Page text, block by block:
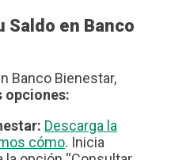
Saldo en Banco
Banco Bienestar,
opciones:
Descarga la
cómo. Inicia